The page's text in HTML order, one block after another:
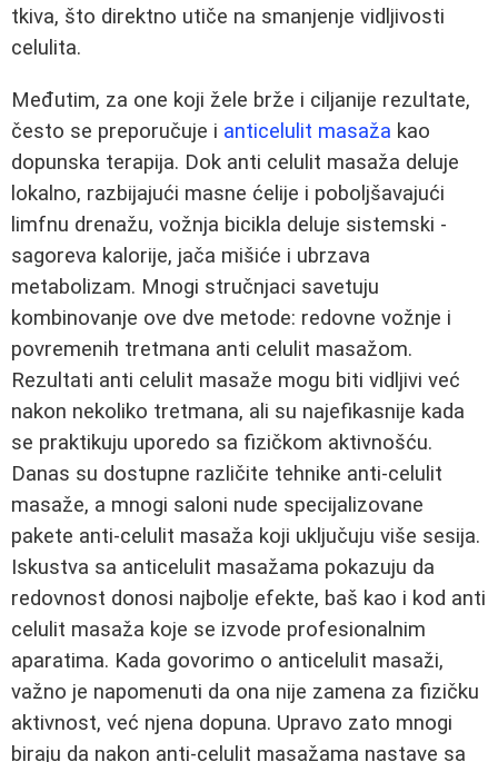
tkiva, što direktno utiče na smanjenje vidljivosti
celulita.
Međutim, za one koji žele brže i ciljanije rezultate,
često se preporučuje i anticelulit masaža kao
dopunska terapija. Dok anti celulit masaža deluje
lokalno, razbijajući masne ćelije i poboljšavajući
limfnu drenažu, vožnja bicikla deluje sistemski -
sagoreva kalorije, jača mišiće i ubrzava
metabolizam. Mnogi stručnjaci savetuju
kombinovanje ove dve metode: redovne vožnje i
povremenih tretmana anti celulit masažom.
Rezultati anti celulit masaže mogu biti vidljivi već
nakon nekoliko tretmana, ali su najefikasnije kada
se praktikuju uporedo sa fizičkom aktivnošću.
Danas su dostupne različite tehnike anti-celulit
masaže, a mnogi saloni nude specijalizovane
pakete anti-celulit masaža koji uključuju više sesija.
Iskustva sa anticelulit masažama pokazuju da
redovnost donosi najbolje efekte, baš kao i kod anti
celulit masaža koje se izvode profesionalnim
aparatima. Kada govorimo o anticelulit masaži,
važno je napomenuti da ona nije zamena za fizičku
aktivnost, već njena dopuna. Upravo zato mnogi
biraju da nakon anti-celulit masažama nastave sa